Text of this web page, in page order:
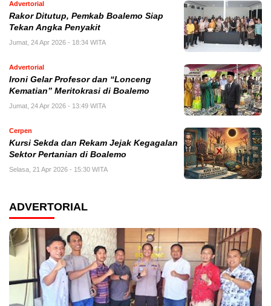
Advertorial
Rakor Ditutup, Pemkab Boalemo Siap
Tekan Angka Penyakit
Jumat, 24 Apr 2026 - 18:34 WITA
Advertorial
Ironi Gelar Profesor dan “Lonceng
Kematian” Meritokrasi di Boalemo
Jumat, 24 Apr 2026 - 13:49 WITA
Cerpen
Kursi Sekda dan Rekam Jejak Kegagalan
Sektor Pertanian di Boalemo
Selasa, 21 Apr 2026 - 15:30 WITA
ADVERTORIAL